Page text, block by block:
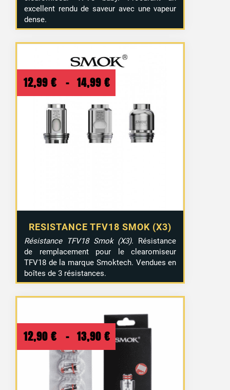
excellent rendu de saveur avec une vapeur
dense.
RESISTANCE TFV18 SMOK (X3)
12,99 € – 14,99 €
de
prix :
12,99 €
Résistance TFV18 Smok (X3). Résistance
de remplacement pour le clearomiseur
TFV18 de la marque Smoktech. Vendues en
boîtes de 3 résistances.
12,90 € – 13,90 € Plage
de
prix :